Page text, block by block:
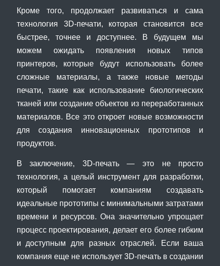
Кроме того, продолжает развиваться и сама
технология 3D-печати, которая становится все
быстрее, точнее и доступнее. В будущем мы
можем ожидать появления новых типов
принтеров, которые будут использовать более
сложные материалы, а также новые методы
печати, такие как использование биологических
тканей или создание объектов из переработанных
материалов. Все это откроет новые возможности
для создания инновационных прототипов и
продуктов.
В заключение, 3D-печать — это не просто
технология, а целый инструмент для разработки,
который помогает компаниям создавать
идеальные прототипы с минимальными затратами
времени и ресурсов. Она значительно упрощает
процесс проектирования, делает его более гибким
и доступным для разных отраслей. Если ваша
компания еще не использует 3D-печать в создании